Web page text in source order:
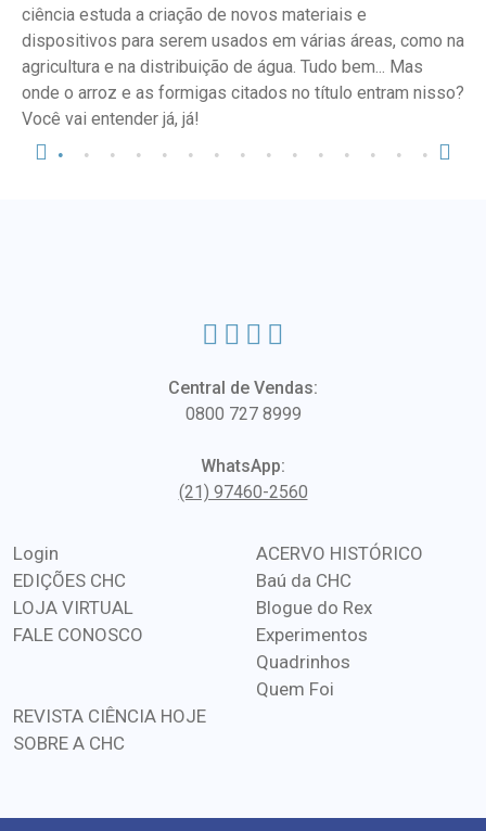
ciência estuda a criação de novos materiais e
dispositivos para serem usados em várias áreas, como na
agricultura e na distribuição de água. Tudo bem... Mas
onde o arroz e as formigas citados no título entram nisso?
Você vai entender já, já!
Central de Vendas:
0800 727 8999
WhatsApp:
(21) 97460-2560
Login
EDIÇÕES CHC
LOJA VIRTUAL
FALE CONOSCO
ACERVO HISTÓRICO
Baú da CHC
Blogue do Rex
Experimentos
Quadrinhos
Quem Foi
REVISTA CIÊNCIA HOJE
SOBRE A CHC